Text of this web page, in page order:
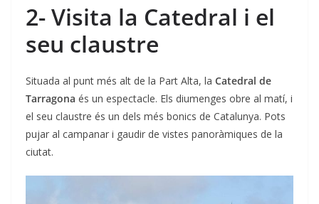
2- Visita la Catedral i el
seu claustre
Situada al punt més alt de la Part Alta, la Catedral de
Tarragona és un espectacle. Els diumenges obre al matí, i
el seu claustre és un dels més bonics de Catalunya. Pots
pujar al campanar i gaudir de vistes panoràmiques de la
ciutat.